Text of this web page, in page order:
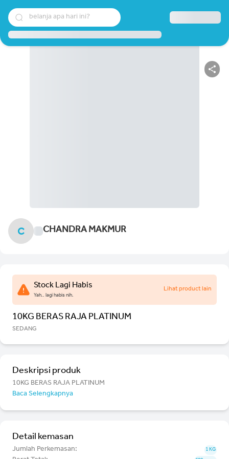
belanja apa hari ini?
C CHANDRA MAKMUR
Stock Lagi Habis
Yah.. lagi habis nih.
Lihat product lain
10KG BERAS RAJA PLATINUM
SEDANG
Deskripsi produk
10KG BERAS RAJA PLATINUM
Baca Selengkapnya
Detail kemasan
Jumlah Perkemasan: 1 KG